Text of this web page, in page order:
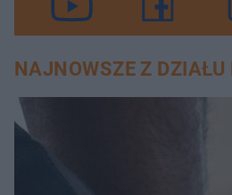
NAJNOWSZE Z